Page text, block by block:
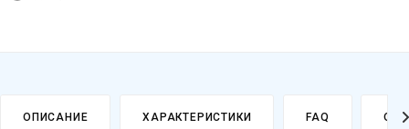
ОПИСАНИЕ ХАРАКТЕРИСТИКИ FAQ